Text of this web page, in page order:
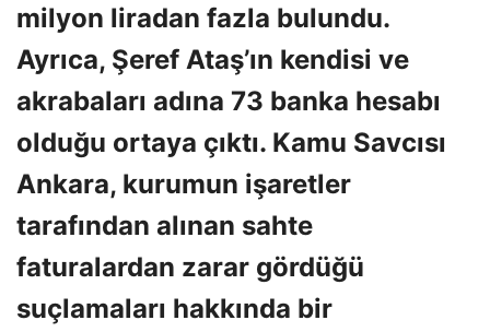
milyon liradan fazla bulundu.
Ayrıca, Şeref Ataş’ın kendisi ve
akrabaları adına 73 banka hesabı
olduğu ortaya çıktı. Kamu Savcısı
Ankara, kurumun işaretler
tarafından alınan sahte
faturalardan zarar gördüğü
suçlamaları hakkında bir